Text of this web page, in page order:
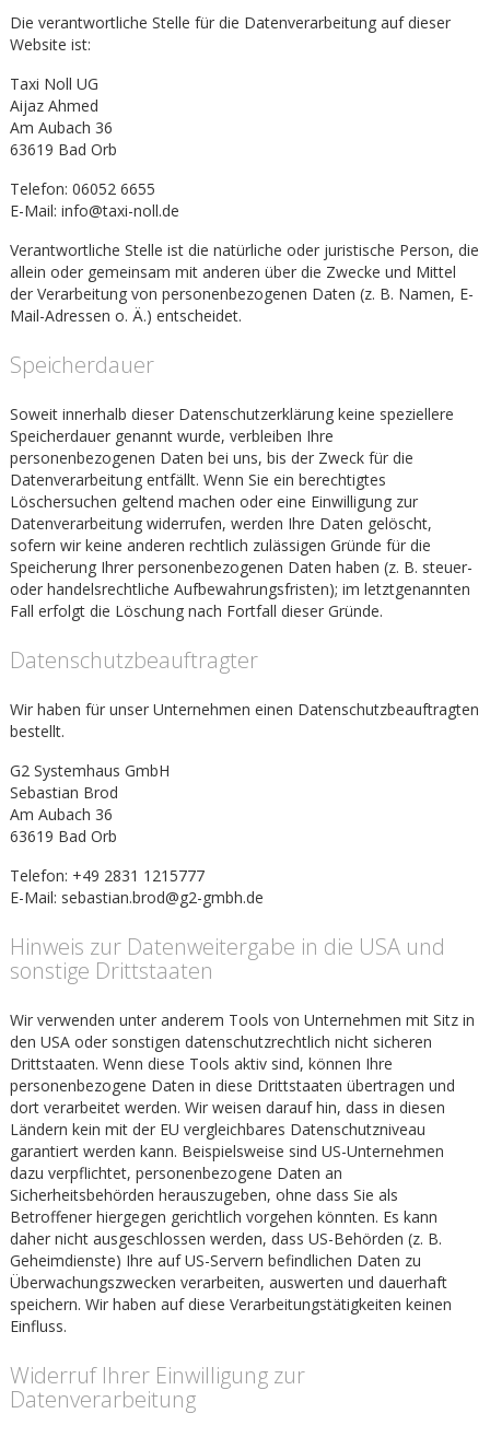
Die verantwortliche Stelle für die Datenverarbeitung auf dieser
Website ist:
Taxi Noll UG
Aijaz Ahmed
Am Aubach 36
63619 Bad Orb
Telefon: 06052 6655
E-Mail: info@taxi-noll.de
Verantwortliche Stelle ist die natürliche oder juristische Person, die
allein oder gemeinsam mit anderen über die Zwecke und Mittel
der Verarbeitung von personenbezogenen Daten (z. B. Namen, E-
Mail-Adressen o. Ä.) entscheidet.
Speicherdauer
Soweit innerhalb dieser Datenschutzerklärung keine speziellere
Speicherdauer genannt wurde, verbleiben Ihre
personenbezogenen Daten bei uns, bis der Zweck für die
Datenverarbeitung entfällt. Wenn Sie ein berechtigtes
Löschersuchen geltend machen oder eine Einwilligung zur
Datenverarbeitung widerrufen, werden Ihre Daten gelöscht,
sofern wir keine anderen rechtlich zulässigen Gründe für die
Speicherung Ihrer personenbezogenen Daten haben (z. B. steuer-
oder handelsrechtliche Aufbewahrungsfristen); im letztgenannten
Fall erfolgt die Löschung nach Fortfall dieser Gründe.
Datenschutz­beauftragter
Wir haben für unser Unternehmen einen Datenschutzbeauftragten
bestellt.
G2 Systemhaus GmbH
Sebastian Brod
Am Aubach 36
63619 Bad Orb
Telefon: +49 2831 1215777
E-Mail: sebastian.brod@g2-gmbh.de
Hinweis zur Datenweitergabe in die USA und
sonstige Drittstaaten
Wir verwenden unter anderem Tools von Unternehmen mit Sitz in
den USA oder sonstigen datenschutzrechtlich nicht sicheren
Drittstaaten. Wenn diese Tools aktiv sind, können Ihre
personenbezogene Daten in diese Drittstaaten übertragen und
dort verarbeitet werden. Wir weisen darauf hin, dass in diesen
Ländern kein mit der EU vergleichbares Datenschutzniveau
garantiert werden kann. Beispielsweise sind US-Unternehmen
dazu verpflichtet, personenbezogene Daten an
Sicherheitsbehörden herauszugeben, ohne dass Sie als
Betroffener hiergegen gerichtlich vorgehen könnten. Es kann
daher nicht ausgeschlossen werden, dass US-Behörden (z. B.
Geheimdienste) Ihre auf US-Servern befindlichen Daten zu
Überwachungszwecken verarbeiten, auswerten und dauerhaft
speichern. Wir haben auf diese Verarbeitungstätigkeiten keinen
Einfluss.
Widerruf Ihrer Einwilligung zur
Datenverarbeitung